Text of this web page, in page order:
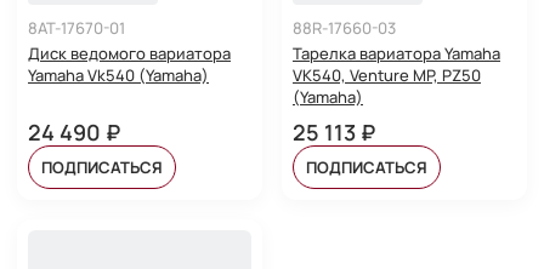
8AT-17670-01
Диск ведомого вариатора
Yamaha Vk540 (Yamaha)
24 490 ₽
ПОДПИСАТЬСЯ
88R-17660-03
Тарелка вариатора Yamaha
VK540, Venture MP, PZ50
(Yamaha)
25 113 ₽
ПОДПИСАТЬСЯ